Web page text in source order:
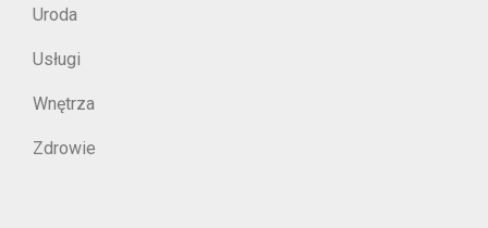
Uroda
Usługi
Wnętrza
Zdrowie